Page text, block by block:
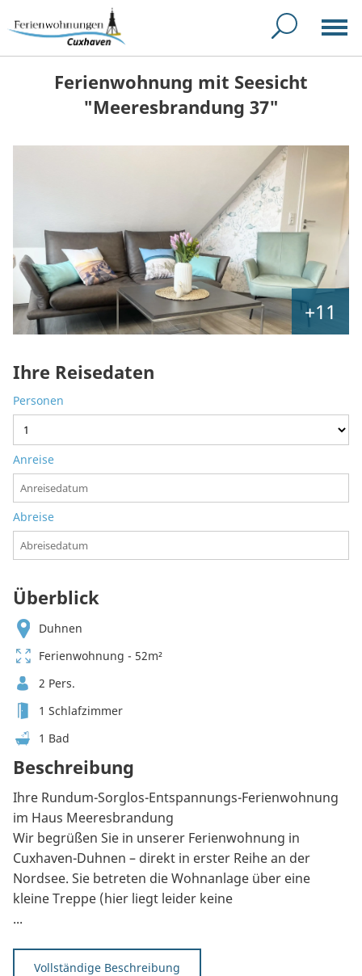
Ferienwohnung mit Seesicht
"Meeresbrandung 37"
+11
Ihre Reisedaten
Personen
Anreise
Abreise
Überblick
Duhnen
Ferienwohnung - 52m²
2 Pers.
1 Schlafzimmer
1 Bad
Beschreibung
Ihre Rundum-Sorglos-Entspannungs-Ferienwohnung
im Haus Meeresbrandung
Wir begrüßen Sie in unserer Ferienwohnung in
Cuxhaven-Duhnen – direkt in erster Reihe an der
Nordsee. Sie betreten die Wohnanlage über eine
kleine Treppe (hier liegt leider keine
...
Vollständige Beschreibung